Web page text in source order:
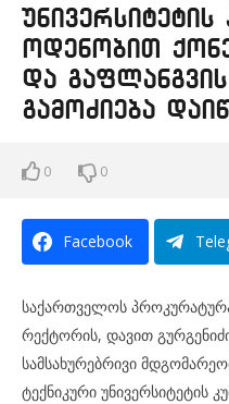
ოდენობით
და
გამოძიება
0 0
Facebook
საქართველოს
რექტორის, დავით
სამსახურებრივი
ტექნიკური